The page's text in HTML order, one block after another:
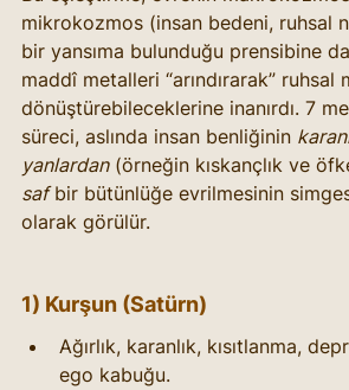
mikrokozmos (insan bedeni, ruhsal
bir yansıma bulunduğu prensibine
maddî metalleri “arındırarak” ruhsal
dönüştürebileceklerine inanırdı. 7
süreci, aslında insan benliğinin
yanlardan (örneğin kıskançlık ve
saf bir bütünlüğe evrilmesinin
olarak görülür.
1) Kurşun (Satürn)
Ağırlık, karanlık, kısıtlanma,
ego kabuğu.